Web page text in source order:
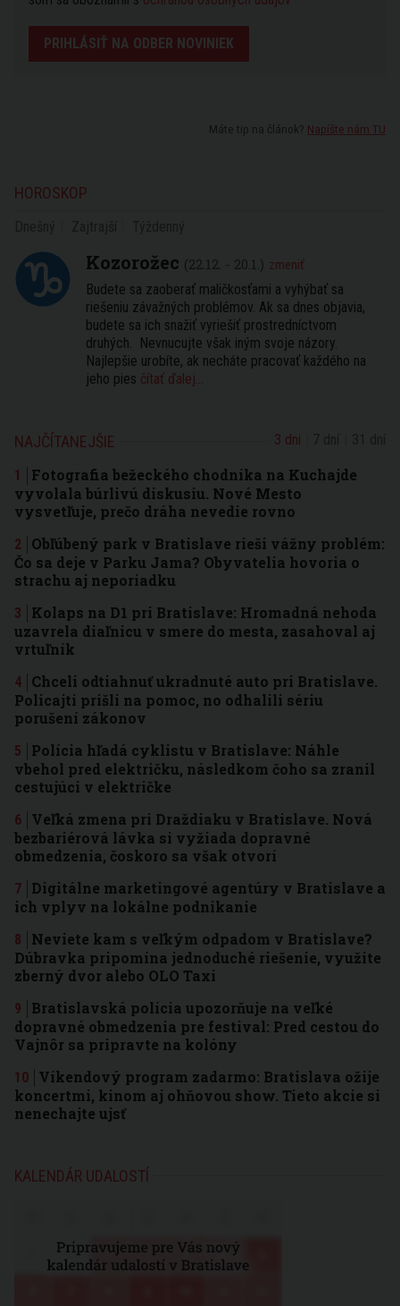
PRIHLÁSIŤ NA ODBER NOVINIEK
Máte tip na článok? Napíšte nám TU
HOROSKOP
Kozorožec (22.12. - 20.1.) zmeniť
Budete sa zaoberať maličkosťami a vyhýbať sa
riešeniu závažných problémov. Ak sa dnes objavia,
budete sa ich snažiť vyriešiť prostredníctvom
druhých. Nevnucujte však iným svoje názory.
Najlepšie urobíte, ak necháte pracovať každého na
jeho pies čítať ďalej...
NAJČÍTANEJŠIE 3 dni
Fotografia bežeckého chodníka na Kuchajde
vyvolala búrlivú diskusiu. Nové Mesto
vysvetľuje, prečo dráha nevedie rovno
Obľúbený park v Bratislave rieši vážny problém:
Čo sa deje v Parku Jama? Obyvatelia hovoria o
strachu aj neporiadku
Kolaps na D1 pri Bratislave: Hromadná nehoda
uzavrela diaľnicu v smere do mesta, zasahoval aj
vrtuľník
Chceli odtiahnuť ukradnuté auto pri Bratislave.
Policajti prišli na pomoc, no odhalili sériu
porušení zákonov
Polícia hľadá cyklistu v Bratislave: Náhle
vbehol pred električku, následkom čoho sa zranil
cestujúci v električke
Veľká zmena pri Draždiaku v Bratislave. Nová
bezbariérová lávka si vyžiada dopravné
obmedzenia, čoskoro sa však otvorí
Digitálne marketingové agentúry v Bratislave a
ich vplyv na lokálne podnikanie
Neviete kam s veľkým odpadom v Bratislave?
Dúbravka pripomína jednoduché riešenie, využite
zberný dvor alebo OLO Taxi
Bratislavská polícia upozorňuje na veľké
dopravné obmedzenia pre festival: Pred cestou do
Vajnôr sa pripravte na kolóny
Víkendový program zadarmo: Bratislava ožije
koncertmi, kinom aj ohňovou show. Tieto akcie si
nenechajte ujsť
KALENDÁR UDALOSTÍ